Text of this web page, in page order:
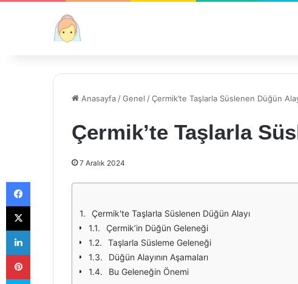
Anasayfa /Genel /Çermik’te Taşlarla Süslenen Düğün
Çermik’te Taşlarla
7 Aralık 2024
Çermik'te Taşlarla Süslenen Düğün Alayı
Çermik’in Düğün Geleneği
Taşlarla Süsleme Geleneği
Düğün Alayının Aşamaları
Bu Geleneğin Önemi
Facebook
X
LinkedIn
Pinterest
Skype